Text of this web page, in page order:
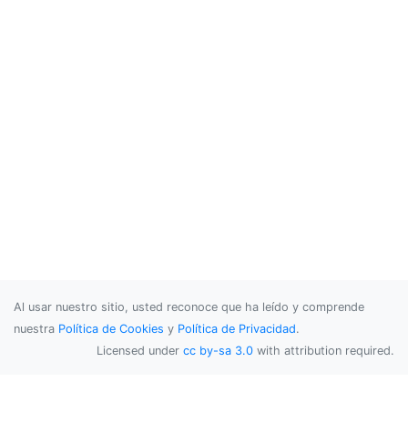
Al usar nuestro sitio, usted reconoce que ha leído y comprende
nuestra Política de Cookies y Política de Privacidad.
Licensed under cc by-sa 3.0 with attribution required.